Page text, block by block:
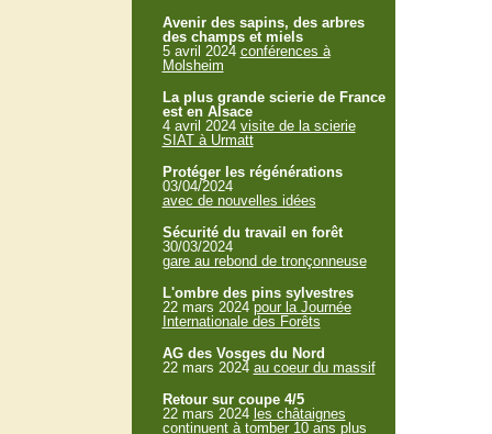
Avenir des sapins, des arbres
des champs et miels
5 avril 2024 conférences à
Molsheim
La plus grande scierie de France
est en Alsace
4 avril 2024 visite de la scierie
SIAT à Urmatt
Protéger les régénérations
03/04/2024
avec de nouvelles idées
Sécurité du travail en forêt
30/03/2024
gare au rebond de tronçonneuse
L'ombre des pins sylvestres
22 mars 2024 pour la Journée
Internationale des Forêts
AG des Vosges du Nord
22 mars 2024 au coeur du massif
Retour sur coupe 4/5
22 mars 2024 les châtaignes
continuent à tomber 10 ans plus